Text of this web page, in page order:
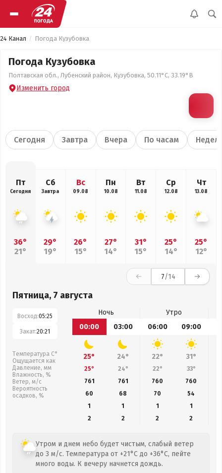
24 Канал Погода Кузубовка
Погода Кузубовка
Полтавская обл., Лубенский район, Кузубовка, 50.11°С, 33.19°В
Изменить город
Сегодня Завтра Вчера По часам
Пт
Сегодня
36°
21°
Сб
Завтра
29°
19°
Вс
09.08
26°
15°
Пн
10.08
27°
14°
Вт
11.08
31°
15°
Ср
12.08
25°
14°
Чт
13.08
25°
12°
7/14
Пятница, 7 августа
Восход:05:25
Закат:20:21
Температура С°
Ощущается как
Давление, мм
Влажность, %
Ветер, м/с
Вероятность
осадков, %
Ночь
Утро
00:00
03:00 06:00 09:00
25° 24° 22° 31°
25° 24° 22° 33°
761
761 760 760
60
68 70 54
1
1 1
1
2
2 2 2
Утром и днем небо будет чистым, слабый ветер
до 3 м/с. Температура от +21°C до +36°C, пейте
много воды. К вечеру начнется дождь.